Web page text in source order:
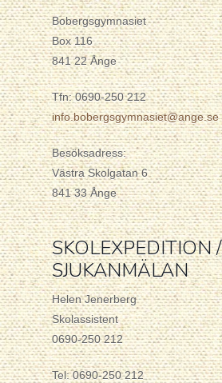
Bobergsgymnasiet
Box 116
841 22 Ånge
Tfn: 0690-250 212
info.bobergsgymnasiet@ange.se
Besöksadress:
Västra Skolgatan 6
841 33 Ånge
SKOLEXPEDITION /
SJUKANMÄLAN
Helen Jenerberg
Skolassistent
0690-250 212
Tel: 0690-250 212